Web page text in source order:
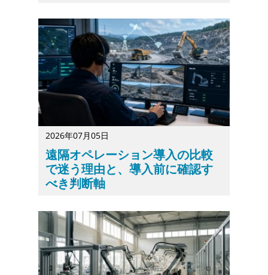
2026年07月05日
遠隔オペレーション導入の比較
で迷う理由と、導入前に確認す
べき判断軸